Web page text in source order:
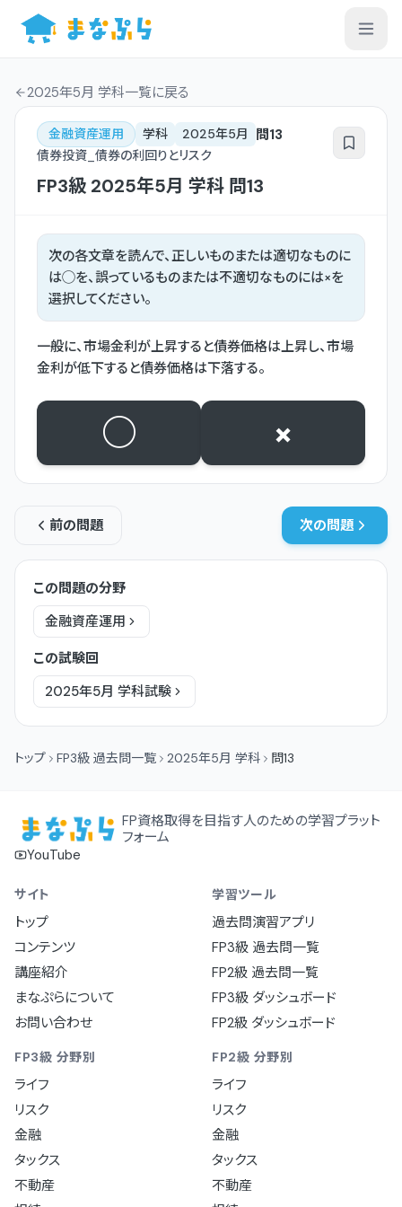
2025年5月 学科一覧に戻る
金融資産運用 学科 2025年5月 問13
債券投資_債券の利回りとリスク
FP3級 2025年5月 学科 問13
次の各文章を読んで、正しいものまたは適切なものに
は◯を、誤っているものまたは不適切なものには×を
選択してください。
一般に、市場金利が上昇すると債券価格は上昇し、市場
金利が低下すると債券価格は下落する。
○ ×
前の問題 次の問題
この問題の分野
金融資産運用
この試験回
2025年5月 学科試験
トップ FP3級 過去問一覧 2025年5月 学科 問13
FP資格取得を目指す人のための学習プラット
フォーム
YouTube
サイト
トップ
コンテンツ
講座紹介
まなぷらについて
お問い合わせ
学習ツール
過去問演習アプリ
FP3級 過去問一覧
FP2級 過去問一覧
FP3級 ダッシュボード
FP2級 ダッシュボード
FP3級 分野別
ライフ
リスク
金融
タックス
不動産
FP2級 分野別
ライフ
リスク
金融
タックス
不動産